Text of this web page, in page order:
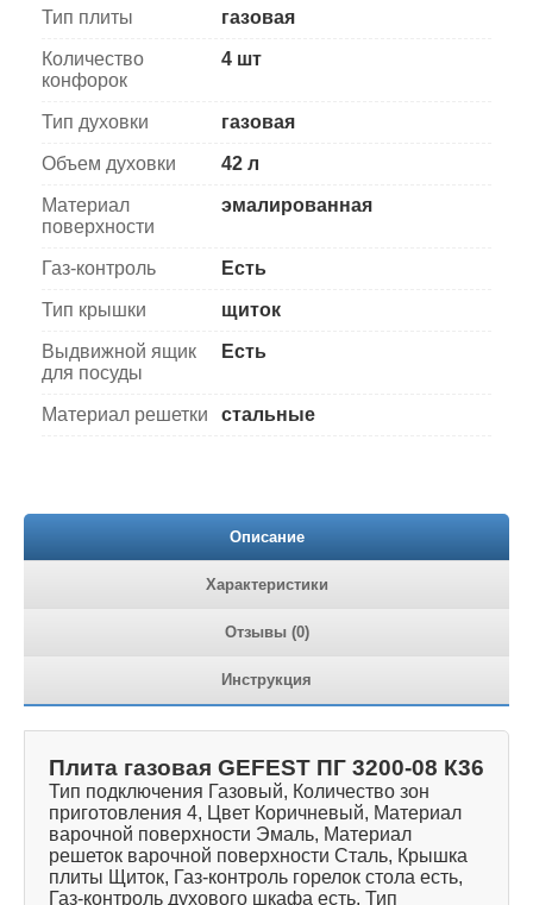
Тип плиты газовая
Количество
конфорок
4 шт
Тип духовки газовая
Объем духовки 42 л
Материал
поверхности
эмалированная
Газ-контроль Есть
Тип крышки щиток
Выдвижной ящик
для посуды
Есть
Материал решетки стальные
Описание
Характеристики
Отзывы (0)
Инструкция
Плита газовая GEFEST ПГ 3200-08 К36
Тип подключения Газовый, Количество зон
приготовления 4, Цвет Коричневый, Материал
варочной поверхности Эмаль, Материал
решеток варочной поверхности Сталь, Крышка
плиты Щиток, Газ-контроль горелок стола есть,
Газ-контроль духового шкафа есть, Тип